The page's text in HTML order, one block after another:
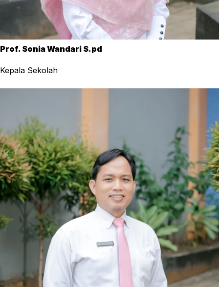
Prof. Sonia Wandari S.pd
Kepala Sekolah